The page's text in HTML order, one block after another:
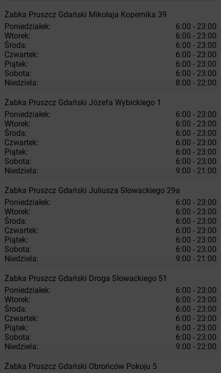
Żabka Pruszcz Gdański Mikołaja Kopernika 39
Poniedziałek:
6:00 - 23:00
Wtorek:
6:00 - 23:00
Środa:
6:00 - 23:00
Czwartek:
6:00 - 23:00
Piątek:
6:00 - 23:00
Sobota:
6:00 - 23:00
Niedziela:
8:00 - 22:00
Żabka Pruszcz Gdański Józefa Wybickiego 1
Poniedziałek:
6:00 - 23:00
Wtorek:
6:00 - 23:00
Środa:
6:00 - 23:00
Czwartek:
6:00 - 23:00
Piątek:
6:00 - 23:00
Sobota:
6:00 - 23:00
Niedziela:
9:00 - 21:00
Żabka Pruszcz Gdański Juliusza Słowackiego 29a
Poniedziałek:
6:00 - 23:00
Wtorek:
6:00 - 23:00
Środa:
6:00 - 23:00
Czwartek:
6:00 - 23:00
Piątek:
6:00 - 23:00
Sobota:
6:00 - 23:00
Niedziela:
9:00 - 21:00
Żabka Pruszcz Gdański Droga Słowackiego 51
Poniedziałek:
6:00 - 23:00
Wtorek:
6:00 - 23:00
Środa:
6:00 - 23:00
Czwartek:
6:00 - 23:00
Piątek:
6:00 - 23:00
Sobota:
6:00 - 23:00
Niedziela:
9:00 - 22:00
Żabka Pruszcz Gdański Obrońców Pokoju 5